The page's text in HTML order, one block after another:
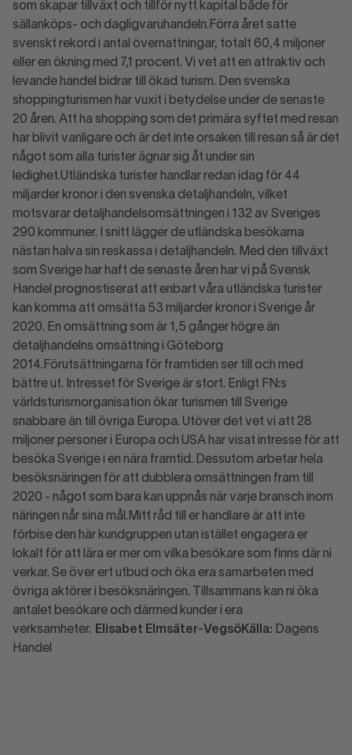
som skapar tillväxt och tillför nytt kapital både för
sällanköps- och dagligvaruhandeln.Förra året satte
svenskt rekord i antal övernattningar, totalt 60,4 miljoner
eller en ökning med 7,1 procent. Vi vet att en attraktiv och
levande handel bidrar till ökad turism. Den svenska
shoppingturismen har vuxit i betydelse under de senaste
20 åren. Att ha shopping som det primära syftet med resan
har blivit vanligare och är det inte orsaken till resan så är det
något som alla turister ägnar sig åt under sin
ledighet.Utländska turister handlar redan idag för 44
miljarder kronor i den svenska detaljhandeln, vilket
motsvarar detaljhandelsomsättningen i 132 av Sveriges
290 kommuner. I snitt lägger de utländska besökarna
nästan halva sin reskassa i detaljhandeln. Med den tillväxt
som Sverige har haft de senaste åren har vi på Svensk
Handel prognostiserat att enbart våra utländska turister
kan komma att omsätta 53 miljarder kronor i Sverige år
2020. En omsättning som är 1,5 gånger högre än
detaljhandelns omsättning i Göteborg
2014.Förutsättningarna för framtiden ser till och med
bättre ut. Intresset för Sverige är stort. Enligt FN:s
världsturismorganisation ökar turismen till Sverige
snabbare än till övriga Europa. Utöver det vet vi att 28
miljoner personer i Europa och USA har visat intresse för att
besöka Sverige i en nära framtid. Dessutom arbetar hela
besöksnäringen för att dubblera omsättningen fram till
2020 - något som bara kan uppnås när varje bransch inom
näringen når sina mål.Mitt råd till er handlare är att inte
förbise den här kundgruppen utan istället engagera er
lokalt för att lära er mer om vilka besökare som finns där ni
verkar. Se över ert utbud och öka era samarbeten med
övriga aktörer i besöksnäringen. Tillsammans kan ni öka
antalet besökare och därmed kunder i era
verksamheter.
Elisabet Elmsäter-Vegsö Källa: Dagens
Handel